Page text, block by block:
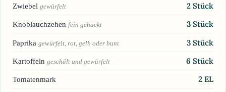
Zwiebel gewürfelt 2 Stück
Knoblauchzehen fein gehackt 3 Stück
Paprika gewürfelt, rot, gelb oder bunt 3 Stück
Kartoffeln geschält und gewürfelt 6 Stück
Tomatenmark 2 EL